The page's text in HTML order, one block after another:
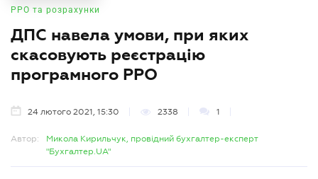
РРО та розрахунки
ДПС навела умови, при яких
скасовують реєстрацію
програмного РРО
24 лютого 2021, 15:30 2338 1
Автор:
Микола Кирильчук, провідний бухгалтер-експерт
"Бухгалтер.UA"